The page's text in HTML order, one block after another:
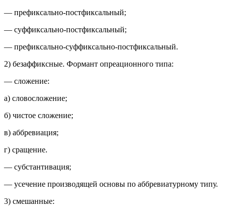
— префиксально-постфиксальный;
— суффиксально-постфиксальный;
— префиксально-суффиксально-постфиксальный.
2) безаффиксные. Формант опреационного типа:
— сложение:
а) словосложение;
б) чистое сложение;
в) аббревиация;
г) сращение.
— субстантивация;
— усечение производящей основы по аббревиатурному типу.
3) смешанные: